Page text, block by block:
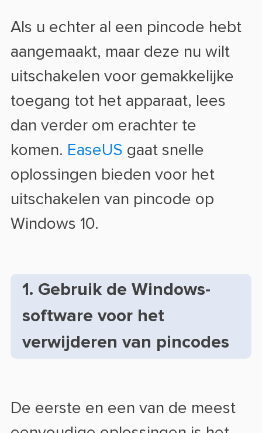
Als u echter al een pincode hebt
aangemaakt, maar deze nu wilt
uitschakelen voor gemakkelijke
toegang tot het apparaat, lees
dan verder om erachter te
komen. EaseUS gaat snelle
oplossingen bieden voor het
uitschakelen van pincode op
Windows 10.
1. Gebruik de Windows-
software voor het
verwijderen van pincodes
De eerste en een van de meest